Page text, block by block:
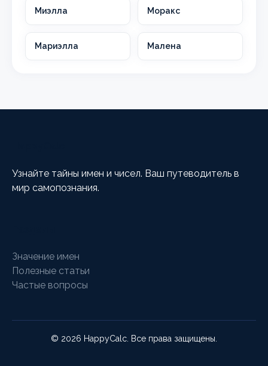
Миэлла Моракс
Мариэлла Малена
Узнайте тайны имен и чисел. Ваш путеводитель в
мир самопознания.
Значение имен
Полезные статьи
Частые вопросы
© 2026 HappyCalc. Все права защищены.